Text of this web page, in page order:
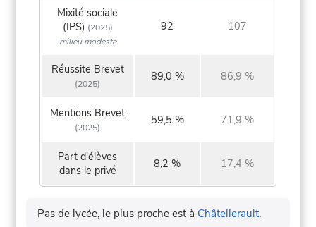
Mixité sociale
(IPS) (2025)
milieu modeste
92 107
Réussite Brevet
(2025)
89,0 % 86,9 %
Mentions Brevet
(2025)
59,5 % 71,9 %
Part d'élèves
dans le privé
8,2 % 17,4 %
Pas de lycée, le plus proche est à Châtellerault.